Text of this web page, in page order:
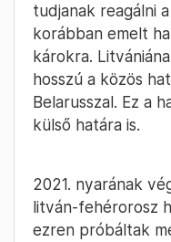
tudjanak reagálni
korábban emelt
károkra.
hosszú a közös
Belarusszal. Ez a
külső határa is.
2021. nyarának
litván-fehérorosz
ezren próbáltak